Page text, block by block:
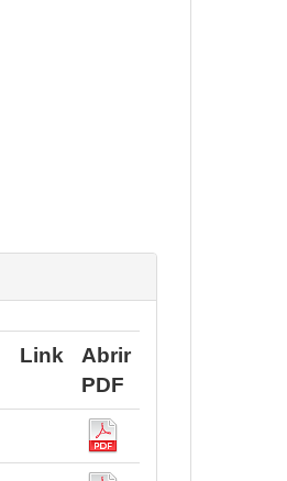
Link
Abrir
PDF